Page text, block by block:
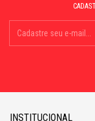
INSTITUCIONAL